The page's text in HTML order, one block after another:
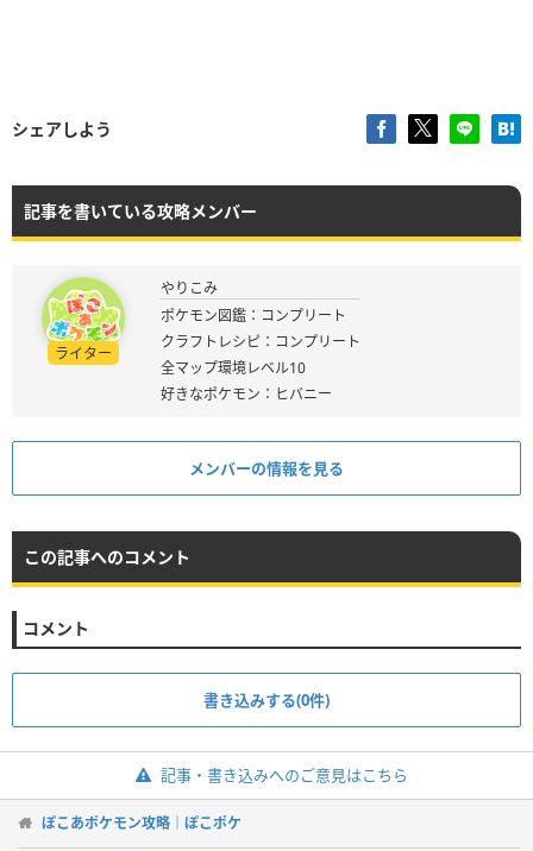
シェアしよう
記事を書いている攻略メンバー
ライター
やりこみ
ポケモン図鑑：コンプリート
クラフトレシピ：コンプリート
全マップ環境レベル10
好きなポケモン：ヒバニー
メンバーの情報を見る
この記事へのコメント
コメント
書き込みする(0件)
記事・書き込みへのご意見はこちら
ぽこあポケモン攻略｜ぽこポケ